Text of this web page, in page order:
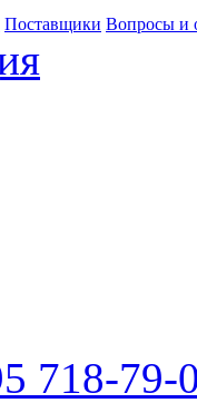
Поставщики Вопросы и
718-79-